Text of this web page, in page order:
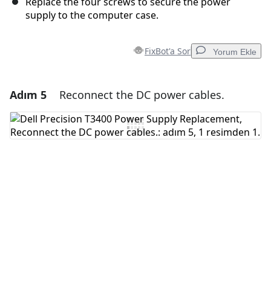
supply to the computer case.
FixBot'a Sor Yorum Ekle
Yorum Ekle
Yorum Ekle
Adım 5 Reconnect the DC power cables.